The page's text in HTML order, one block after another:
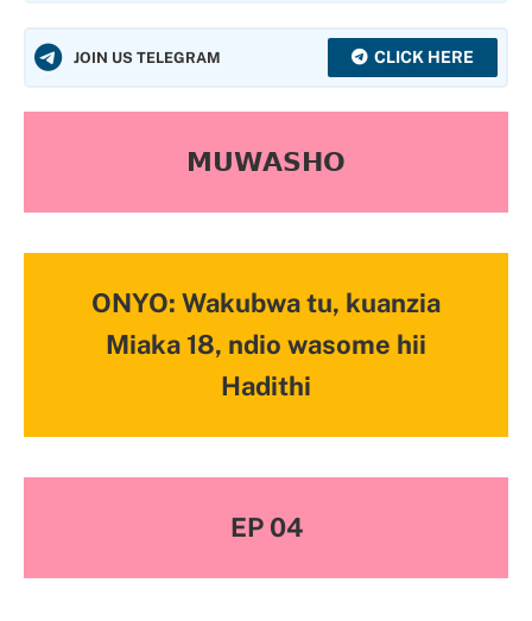
JOIN US TELEGRAM CLICK HERE
𝗠𝗨𝗪𝗔𝗦𝗛𝗢
ONYO: Wakubwa tu, kuanzia
Miaka 18, ndio wasome hii
Hadithi
EP 04